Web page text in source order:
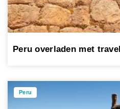
Peru overladen met
Peru